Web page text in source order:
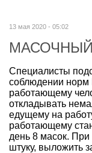
13 мая 2020 - 05:02
Специалисты
соблюдении норм
работающему
откладывать
едущему на
работающему
день 8 масок. При
штуку, выложить